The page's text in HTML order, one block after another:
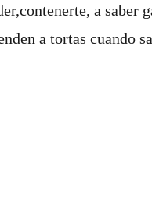
a saber
a tortas cuando